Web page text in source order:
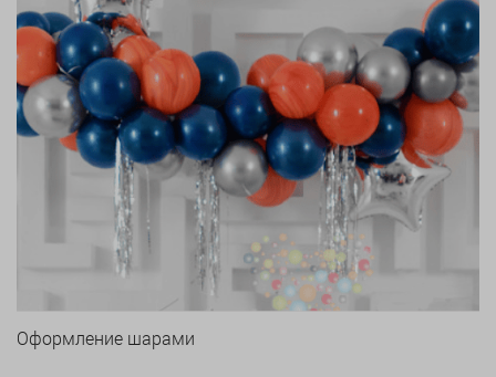
Оформление шарами